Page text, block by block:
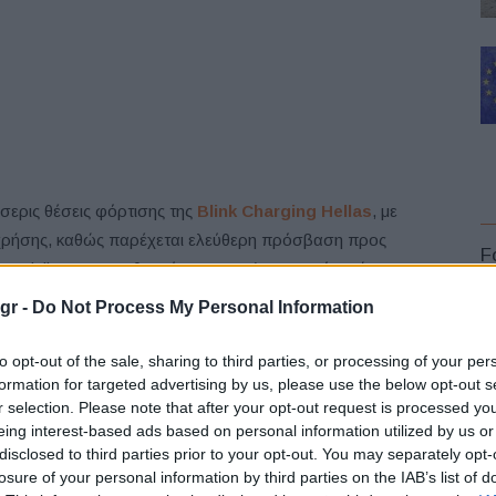
- Do Not Process My Personal Information
opt-out of the sale, sharing to third parties, or processing of your
for targeted advertising by us, please use the below opt-out
selection. Please note that after your opt-out request is processed
interest-based ads based on personal information utilized by us
to third parties prior to your opt-out. You may separately
of your personal information by third parties on the IAB’s list of
θέσεις φόρτισης της Blink Charging Hellas, με
καθώς παρέχεται ελεύθερη πρόσβαση προς
που επιθυμούν να φορτίσουν το όχημά τους
με στόχο την ελαχιστοποίηση του περιβαλλοντικού
τη σημαντικότητα για την ανάπτυξη και
ήδη ολοκληρώσει την παροχή φορτιστών στο
διάστημα θα διευρύνει περαιτέρω αυτή την παροχή,
ώστε φιλικές προς το περιβάλλον πρακτικές, όπως η